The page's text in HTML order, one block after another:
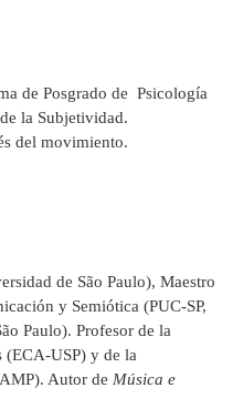
de Posgrado de Psicología
la Subjetividad.
del movimiento.
de São Paulo), Maestro
y Semiótica (PUC-SP,
Paulo). Profesor de la
(ECA-USP) y de la
Autor de Música e